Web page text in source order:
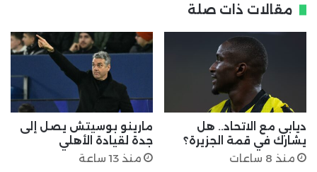
مقالات ذات صلة
ديابي مع الاتحاد.. هل
يشارك في قمة الجزيرة؟
منذ 8 ساعات
مارينو بوسيتش يصل إلى
جدة لقيادة الأهلي
منذ 13 ساعة